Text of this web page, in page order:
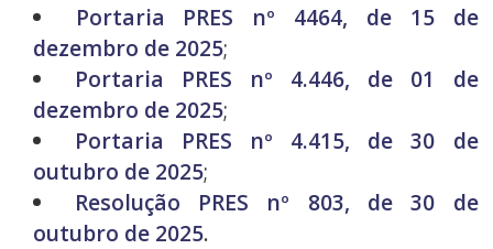
Portaria PRES nº 4464, de 15 de
dezembro de 2025;
Portaria PRES nº 4.446, de 01 de
dezembro de 2025;
Portaria PRES nº 4.415, de 30 de
outubro de 2025;
Resolução PRES nº 803, de 30 de
outubro de 2025.